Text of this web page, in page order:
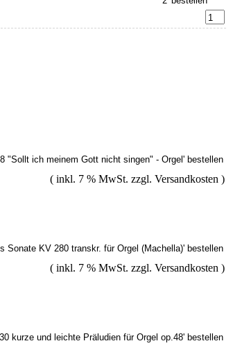
( inkl. 7 % MwSt. zzgl. Versandkosten )
( inkl. 7 % MwSt. zzgl. Versandkosten )